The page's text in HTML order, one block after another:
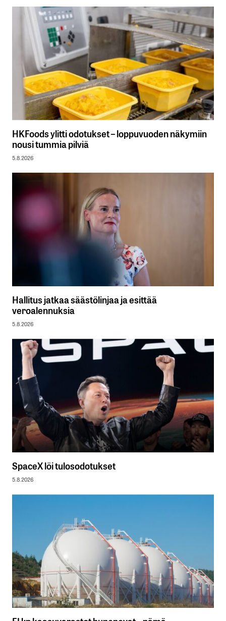
HKFoods ylitti odotukset – loppuvuoden näkymiin
nousi tummia pilviä
5.8.2026
Hallitus jatkaa säästölinjaa ja esittää
veroalennuksia
5.8.2026
SpaceX löi tulosodotukset
5.8.2026